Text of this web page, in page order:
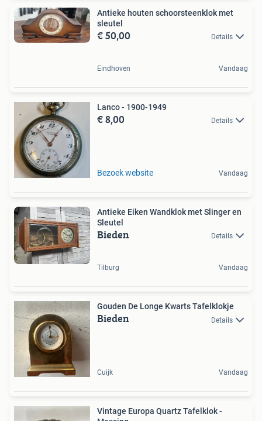
Antieke houten schoorsteenklok met
sleutel
€ 50,00 Details
Eindhoven Vandaag
Lanco - 1900-1949
€ 8,00 Details
Bezoek website Vandaag
Antieke Eiken Wandklok met Slinger en
Sleutel
Bieden Details
Tilburg Vandaag
Gouden De Longe Kwarts Tafelklokje
Bieden Details
Cuijk Vandaag
Vintage Europa Quartz Tafelklok -